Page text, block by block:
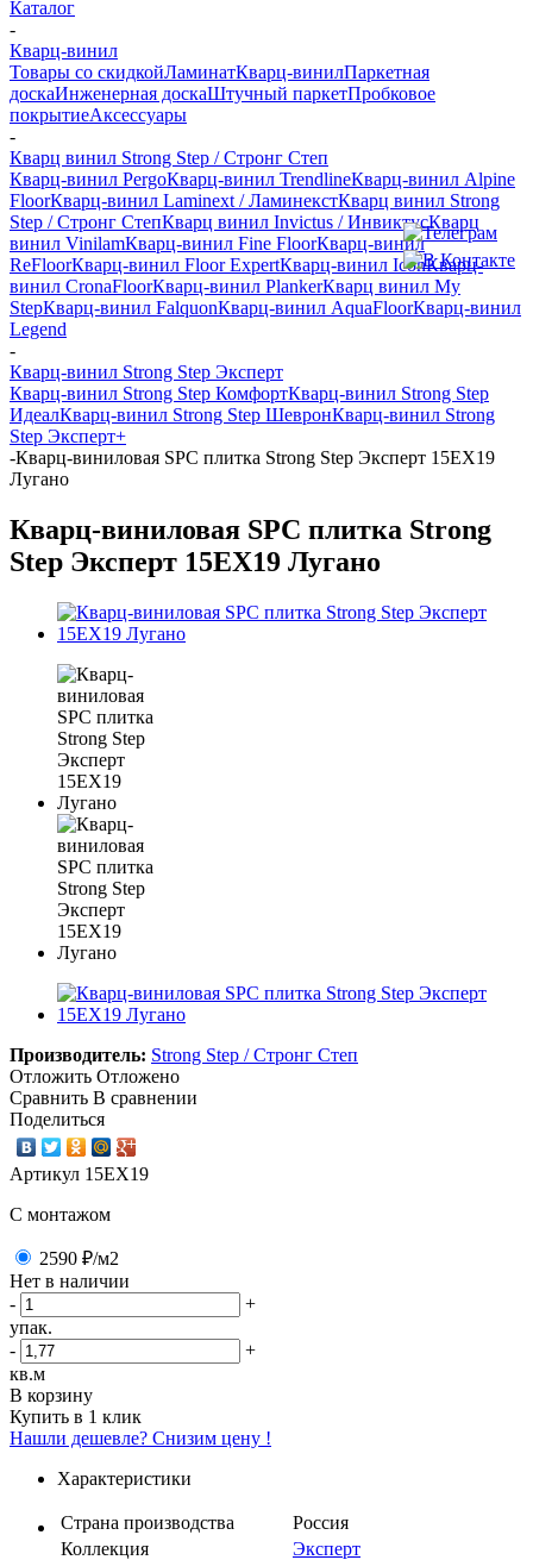
Каталог
-
Кварц-винил
Товары со скидкойЛаминатКварц-винилПаркетная
доскаИнженерная доскаШтучный паркетПробковое
покрытиеАксессуары
-
Кварц винил Strong Step / Стронг Степ
Кварц-винил PergoКварц-винил TrendlineКварц-винил Alpine
FloorКварц-винил Laminext / ЛаминекстКварц винил Strong
Step / Стронг СтепКварц винил Invictus / ИнвиктусКварц
винил VinilamКварц-винил Fine FloorКварц-винил
ReFloorКварц-винил Floor ExpertКварц-винил IconКварц-
винил CronaFloorКварц-винил PlankerКварц винил My
StepКварц-винил FalquonКварц-винил AquaFloorКварц-винил
Legend
-
Кварц-винил Strong Step Эксперт
Кварц-винил Strong Step КомфортКварц-винил Strong Step
ИдеалКварц-винил Strong Step ШевронКварц-винил Strong
Step Эксперт+
-Кварц-виниловая SPC плитка Strong Step Эксперт 15ЕХ19
Лугано
Кварц-виниловая SPC плитка Strong
Step Эксперт 15ЕХ19 Лугано
Производитель: Strong Step / Стронг Степ
Отложить Отложено
Сравнить В сравнении
Поделиться
Артикул 15ЕХ19
C монтажом
2590 ₽/м2
Нет в наличии
-
+
упак.
-
+
кв.м
В корзину
Купить в 1 клик
Нашли дешевле? Снизим цену !
Характеристики
Страна производства
Россия
Коллекция
Эксперт